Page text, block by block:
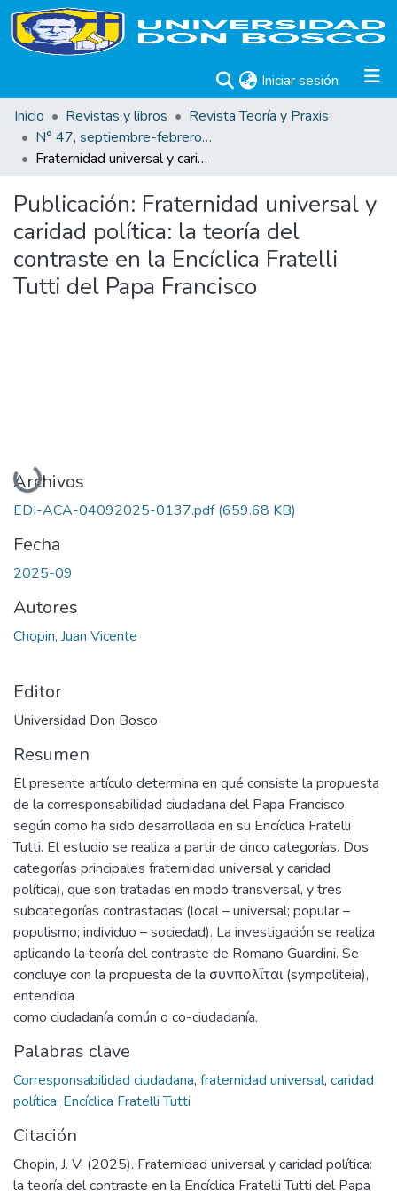
Iniciar sesión (current)
Inicio
Revistas y libros
Revista Teoría y Praxis
N° 47, septiembre-febrero 2025
Fraternidad universal y caridad política: la teoría del contraste en la Encíclica Fratelli Tutti del Papa Francisco
Publicación: Fraternidad universal y
caridad política: la teoría del
contraste en la Encíclica Fratelli
Tutti del Papa Francisco
Cargando...
Archivos
EDI-ACA-04092025-0137.pdf(659.68 KB)
Fecha
2025-09
Autores
Chopin, Juan Vicente
Editor
Universidad Don Bosco
Resumen
El presente artículo determina en qué consiste la propuesta
de la corresponsabilidad ciudadana del Papa Francisco,
según como ha sido desarrollada en su Encíclica Fratelli
Tutti. El estudio se realiza a partir de cinco categorías. Dos
categorías principales fraternidad universal y caridad
política), que son tratadas en modo transversal, y tres
subcategorías contrastadas (local – universal; popular –
populismo; individuo – sociedad). La investigación se realiza
aplicando la teoría del contraste de Romano Guardini. Se
concluye con la propuesta de la συνπολῖται (sympoliteia),
entendida
como ciudadanía común o co-ciudadanía.
Palabras clave
Corresponsabilidad ciudadana, fraternidad universal, caridad
política, Encíclica Fratelli Tutti
Citación
Chopin, J. V. (2025). Fraternidad universal y caridad política:
la teoría del contraste en la Encíclica Fratelli Tutti del Papa